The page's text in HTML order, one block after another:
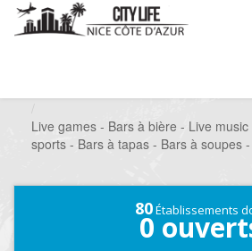
Live games - Bars à bière - Live
sports - Bars à tapas - Bars à soupes
80Établissements
0